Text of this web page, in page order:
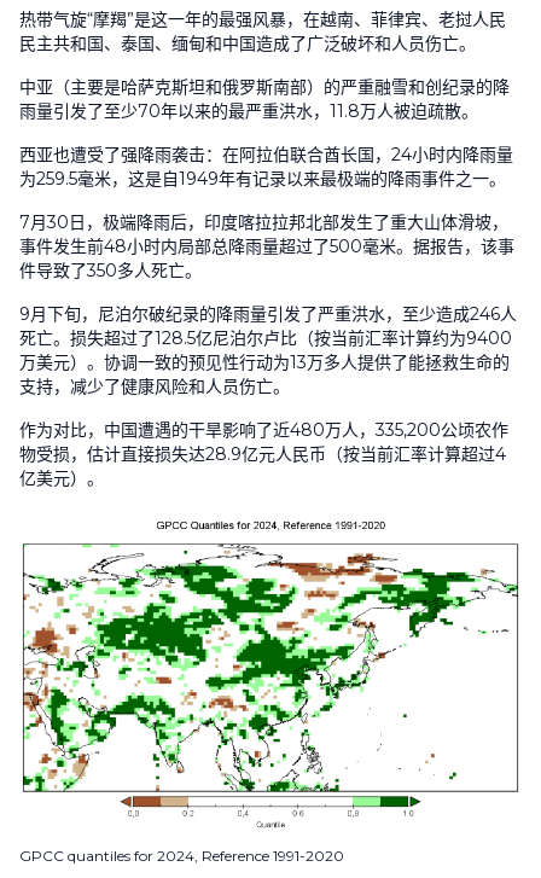
热带气旋“摩羯”是这一年的最强风暴，在越南、菲律宾、老挝人民
民主共和国、泰国、缅甸和中国造成了广泛破坏和人员伤亡。
中亚（主要是哈萨克斯坦和俄罗斯南部）的严重融雪和创纪录的降
雨量引发了至少70年以来的最严重洪水， 11.8万人被迫疏散。
西亚也遭受了强降雨袭击：在阿拉伯联合酋长国， 24小时内降雨量
为259.5毫米，这是自1949年有记录以来最极端的降雨事件之一。
7月30日，极端降雨后，印度喀拉拉邦北部发生了重大山体滑坡，
事件发生前48小时内局部总降雨量超过了500毫米。据报告，该事
件导致了350多人死亡。
9月下旬，尼泊尔破纪录的降雨量引发了严重洪水，至少造成246人
死亡。损失超过了128.5亿尼泊尔卢比（按当前汇率计算约为9400
万美元）。协调一致的预见性行动为13万多人提供了能拯救生命的
支持，减少了健康风险和人员伤亡。
作为对比，中国遭遇的干旱影响了近480万人，335,200公顷农作
物受损，估计直接损失达28.9亿元人民币（按当前汇率计算超过4
亿美元）。
GPCC quantiles for 2024, Reference 1991-2020